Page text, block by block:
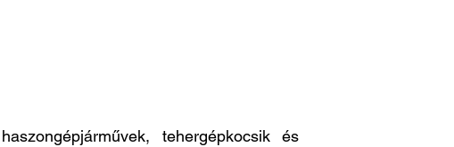
tehergépkocsik és